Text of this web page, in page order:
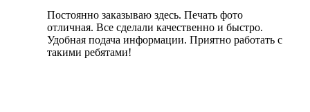
Постоянно заказываю здесь. Печать фото
отличная. Все сделали качественно и быстро.
Удобная подача информации. Приятно работать с
такими ребятами!